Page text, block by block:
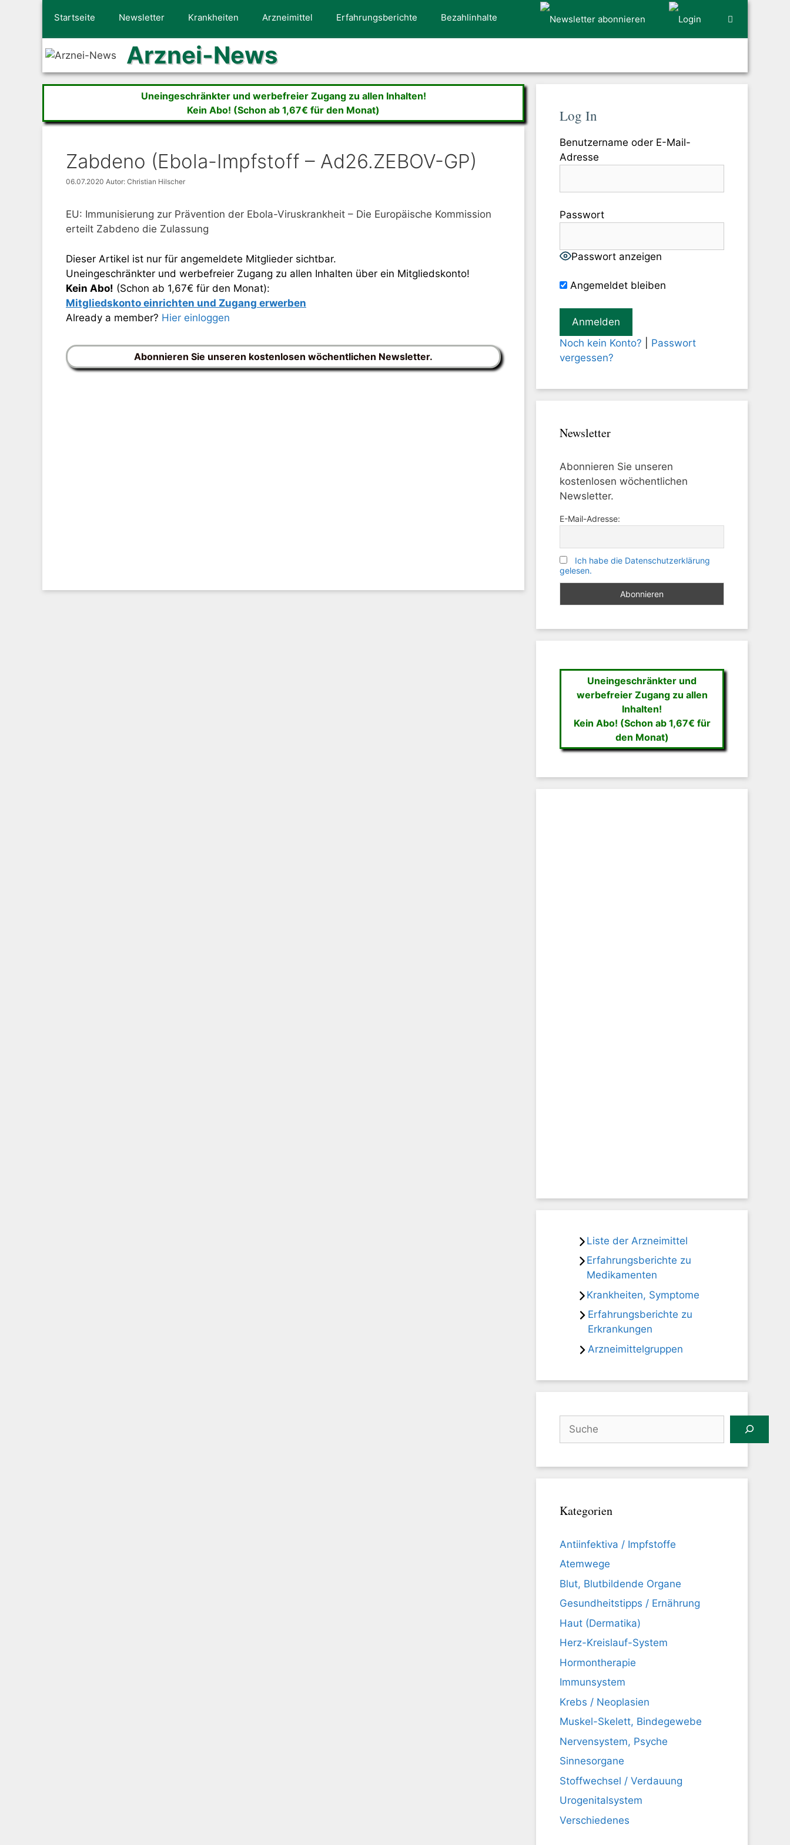
Startseite Newsletter Krankheiten Arzneimittel Erfahrungsberichte Bezahlinhalte
Arznei-News
Uneingeschränkter und werbefreier Zugang zu allen Inhalten!
Kein Abo! (Schon ab 1,67€ für den Monat)
Zabdeno (Ebola-Impfstoff – Ad26.ZEBOV-GP)
06.07.2020 Autor: Christian Hilscher
EU: Immunisierung zur Prävention der Ebola-Viruskrankheit – Die Europäische Kommission
erteilt Zabdeno die Zulassung
Dieser Artikel ist nur für angemeldete Mitglieder sichtbar.
Uneingeschränkter und werbefreier Zugang zu allen Inhalten über ein Mitgliedskonto!
Kein Abo! (Schon ab 1,67€ für den Monat):
Mitgliedskonto einrichten und Zugang erwerben
Already a member? Hier einloggen
Abonnieren Sie unseren kostenlosen wöchentlichen Newsletter.
Log In
Benutzername oder E-Mail-
Adresse
Passwort
Passwort anzeigen
Angemeldet bleiben
Noch kein Konto?
Passwort
vergessen?
Newsletter
Abonnieren Sie unseren
kostenlosen wöchentlichen
Newsletter.
E-Mail-Adresse:
Ich habe die Datenschutzerklärung
gelesen.
Uneingeschränkter und
werbefreier Zugang zu allen
Inhalten!
Kein Abo! (Schon ab 1,67€ für
den Monat)
Liste der Arzneimittel
Erfahrungsberichte zu
Medikamenten
Krankheiten, Symptome
Erfahrungsberichte zu
Erkrankungen
Arzneimittelgruppen
Kategorien
Antiinfektiva / Impfstoffe
Atemwege
Blut, Blutbildende Organe
Gesundheitstipps / Ernährung
Haut (Dermatika)
Herz-Kreislauf-System
Hormontherapie
Immunsystem
Krebs / Neoplasien
Muskel-Skelett, Bindegewebe
Nervensystem, Psyche
Sinnesorgane
Stoffwechsel / Verdauung
Urogenitalsystem
Verschiedenes